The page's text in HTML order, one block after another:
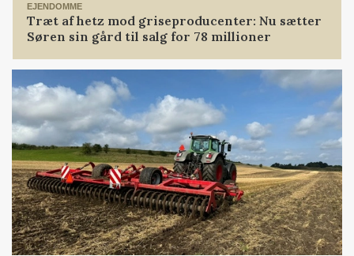
EJENDOMME
Træt af hetz mod griseproducenter: Nu sætter
Søren sin gård til salg for 78 millioner